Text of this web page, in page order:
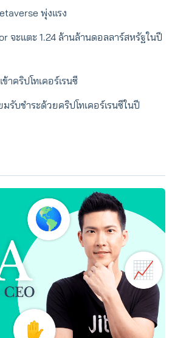
พุ่งแรง
จะแตะ 1.24 ล้านล้านดอลลาร์สหรัฐในปี
าคริปโทเคอร์เรนซี
รับชำระด้วยคริปโทเคอร์เรนซีในปี